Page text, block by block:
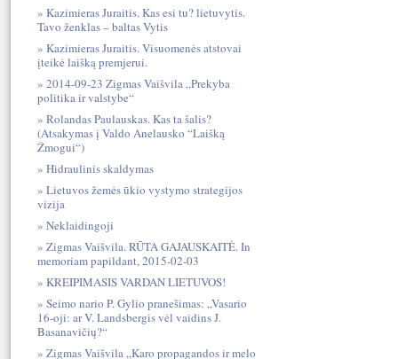
Kazimieras Juraitis. Kas esi tu? lietuvytis.
Tavo ženklas – baltas Vytis
Kazimieras Juraitis. Visuomenės atstovai
įteikė laišką premjerui.
2014-09-23 Zigmas Vaišvila „Prekyba
politika ir valstybe“
Rolandas Paulauskas. Kas ta šalis?
(Atsakymas į Valdo Anelausko “Laišką
Žmogui“)
Hidraulinis skaldymas
Lietuvos žemės ūkio vystymo strategijos
vizija
Neklaidingoji
Zigmas Vaišvila. RŪTA GAJAUSKAITĖ. In
memoriam papildant, 2015-02-03
KREIPIMASIS VARDAN LIETUVOS!
Seimo nario P. Gylio pranešimas: „Vasario
16-oji: ar V. Landsbergis vėl vaidins J.
Basanavičių?“
Zigmas Vaišvila „Karo propagandos ir melo